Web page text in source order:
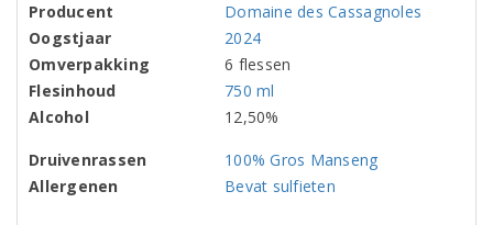
Producent
Domaine des Cassagnoles
Oogstjaar
2024
Omverpakking
6 flessen
Flesinhoud
750 ml
Alcohol
12,50%
Druivenrassen
100% Gros Manseng
Allergenen
Bevat sulfieten